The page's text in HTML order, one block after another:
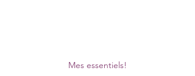
Mes essentiels!